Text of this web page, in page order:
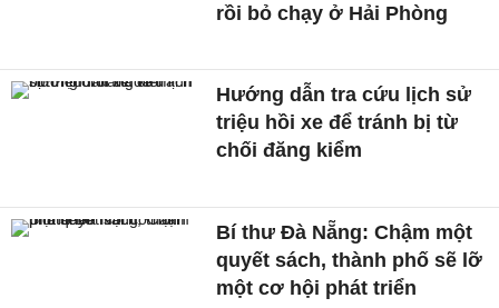
rồi bỏ chạy ở Hải Phòng
Hướng dẫn tra cứu lịch sử
triệu hồi xe để tránh bị từ
chối đăng kiểm
Bí thư Đà Nẵng: Chậm một
quyết sách, thành phố sẽ lỡ
một cơ hội phát triển